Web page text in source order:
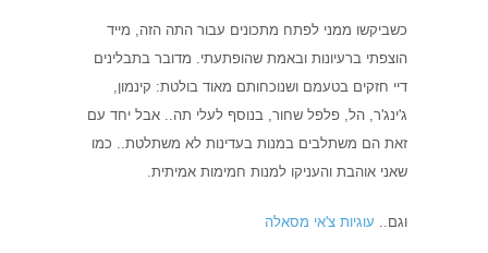
כשביקשו ממני לפתח מתכונים עבור התה הזה, מייד
הוצפתי ברעיונות ובאמת שהופתעתי. מדובר בתבלינים
דיי חזקים בטעמם ושנוכחותם מאוד בולטת: קינמון,
ג'ינג'ר, הל, פלפל שחור, בנוסף לעלי תה.. אבל יחד עם
זאת הם משתלבים במנות בעדינות לא משתלטת.. כמו
שאני אוהבת והעניקו למנות חמימות אמיתית.
וגם.. עוגיות צ'אי מסאלה